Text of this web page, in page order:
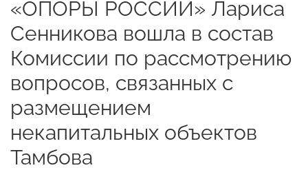
«ОПОРЫ РОССИИ» Лариса
Сенникова вошла в состав
Комиссии по рассмотрению
вопросов, связанных с
размещением
некапитальных объектов
Тамбова